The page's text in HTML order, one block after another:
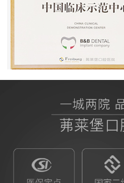
BB授权茀莱堡口腔医院